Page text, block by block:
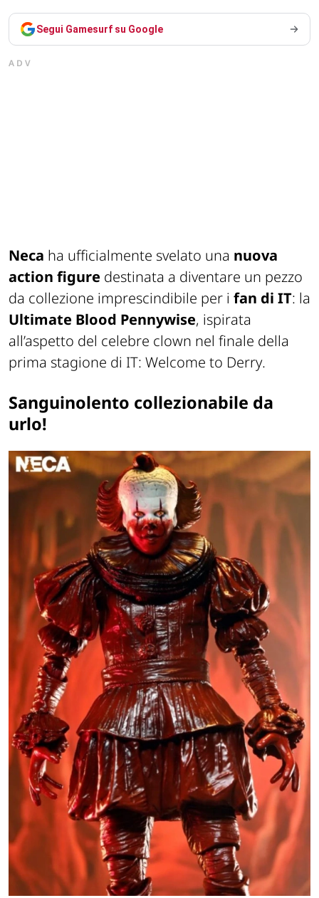
Segui Gamesurf su Google
ADV
Neca ha ufficialmente svelato una nuova
action figure destinata a diventare un pezzo
da collezione imprescindibile per i fan di IT: la
Ultimate Blood Pennywise, ispirata
all’aspetto del celebre clown nel finale della
prima stagione di IT: Welcome to Derry.
Sanguinolento collezionabile da
urlo!